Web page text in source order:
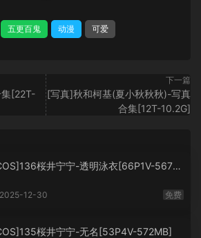
五更百鬼 动漫
可爱
[22T-
下一篇
[写真]秋和柯基(夏小秋秋秋)-写真
合集[12T-10.2G]
桜井宁宁-透明泳衣[66P1V-567M
2025-12-30 免费
桜井宁宁-无名[53P4V-572MB]